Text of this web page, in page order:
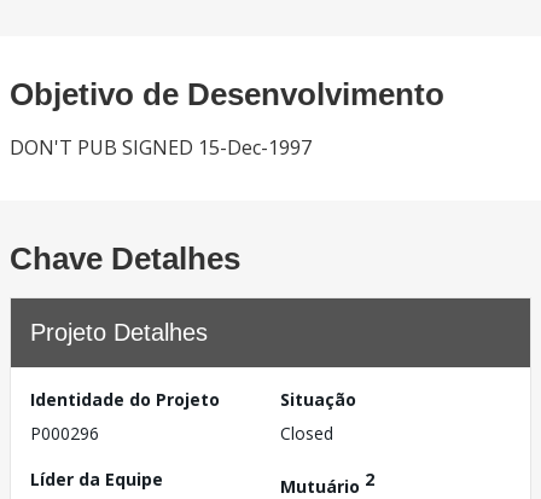
Objetivo de Desenvolvimento
DON'T PUB SIGNED 15-Dec-1997
Chave Detalhes
Projeto Detalhes
Identidade do Projeto
P000296
Situação
Closed
Líder da Equipe
Mutuário 2